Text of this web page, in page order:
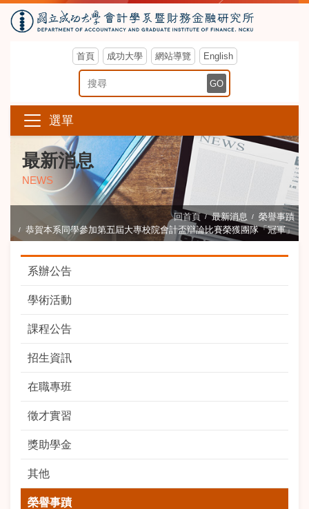
首頁 成功大學 網站導覽 English
搜尋關鍵字 GO
選單
最新消息
NEWS
回首頁 最新消息
榮譽事蹟
恭賀本系同學參加第五屆大專校院會計盃辯論比賽榮獲團隊「冠軍」
系辦公告
學術活動
課程公告
招生資訊
在職專班
徵才實習
獎助學金
其他
榮譽事蹟